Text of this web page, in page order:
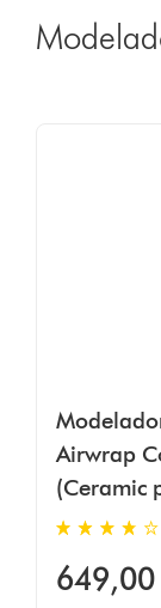
Airwrap
(Ceramic
3.7
estrelas
de
649,00